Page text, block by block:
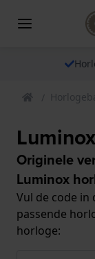
Originele
Luminox
Vul de code
passende
horloge: